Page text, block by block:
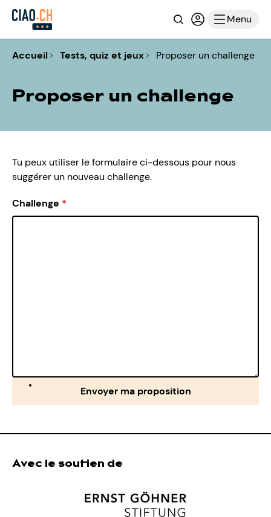
RechercheConnexion
Menu
Accueil Tests, quiz et jeux Proposer un challenge
Proposer un challenge
Tu peux utiliser le formulaire ci-dessous pour nous
suggérer un nouveau challenge.
Challenge *
Envoyer ma proposition
Avec le soutien de